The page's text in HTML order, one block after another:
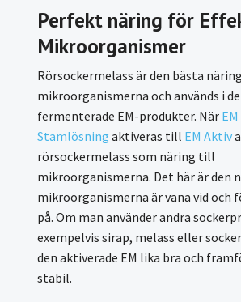
Perfekt näring för
Mikroorganismer
Rörsockermelass är den bästa
mikroorganismerna och används i
fermenterade EM-produkter. När EM
Stamlösning aktiveras till EM Aktiv
rörsockermelass som näring till
mikroorganismerna. Det här är den
mikroorganismerna är vana vid och
på. Om man använder andra
exempelvis sirap, melass eller
den aktiverade EM lika bra och
stabil.